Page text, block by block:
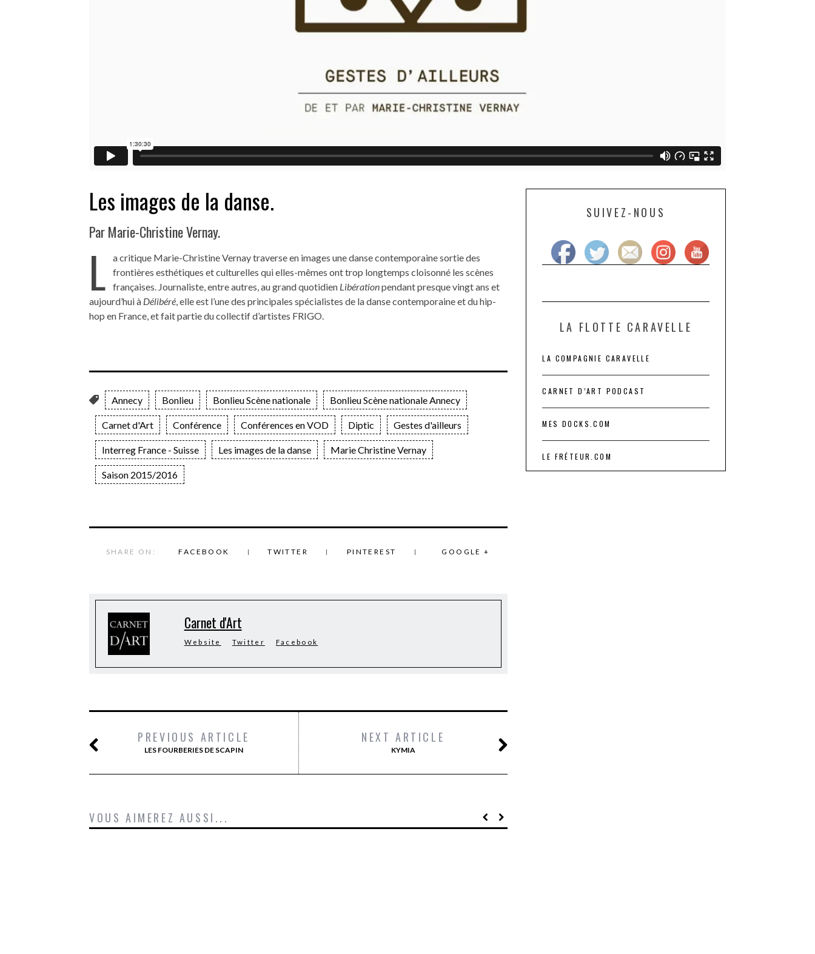
Les images de la danse.
Par Marie-Christine Vernay.
L
a critique Marie-Christine Vernay traverse en images une danse contemporaine sortie des
frontières esthétiques et culturelles qui elles-mêmes ont trop longtemps cloisonné les scènes
françaises. Journaliste, entre autres, au grand quotidien Libérationpendant presque vingt ans et
aujourd’hui à Délibéré, elle est l’une des principales spécialistes de la danse contemporaine et du hip-
hop en France, et fait partie du collectif d’artistes FRIGO.
Annecy Bonlieu Bonlieu Scène nationale Bonlieu Scène nationale Annecy
Carnet d'Art Conférence Conférences en VOD Diptic Gestes d'ailleurs
Interreg France - Suisse Les images de la danse Marie Christine Vernay
Saison 2015/2016
SHARE ON: FACEBOOK TWITTER PINTEREST GOOGLE +
Carnet d'Art
Website Twitter Facebook
PREVIOUS ARTICLE
LES FOURBERIES DE SCAPIN
NEXT ARTICLE
KYMIA
VOUS AIMEREZ AUSSI...
SUIVEZ-NOUS
LA FLOTTE CARAVELLE
LA COMPAGNIE CARAVELLE
CARNET D’ART PODCAST
MES DOCKS.COM
LE FRÉTEUR.COM